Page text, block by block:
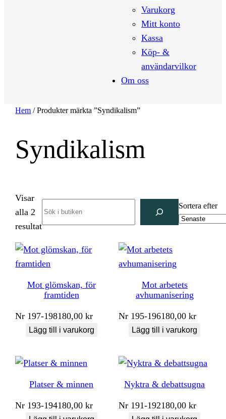
Varukorg
Mitt konto
Kassa
Köp- &
användarvilkor
Om oss
Hem / Produkter märkta ”Syndikalism”
Syndikalism
Visar
alla 2
resultatSortera
senaste
Sortera efter
Mot glömskan, för
framtiden
Nr 197-198180,00kr
Lägg till i varukorg
Mot arbetets
avhumanisering
Nr 195-196180,00kr
Lägg till i varukorg
Platser & minnen
Nr 193-194180,00kr
Nyktra & debattsugna
Nr 191-192180,00kr